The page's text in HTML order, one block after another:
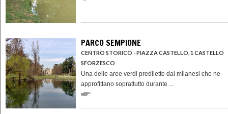
PARCO SEMPIONE
CENTRO STORICO - PIAZZA CASTELLO, 1 CASTELLO
SFORZESCO
Una delle aree verdi predilette dai milanesi che ne
approfittano soprattutto durante ...